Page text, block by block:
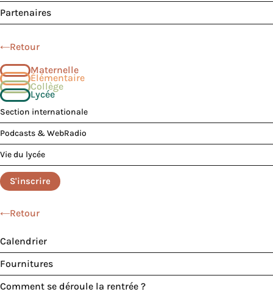
Partenaires
Retour
Maternelle
Élémentaire
Collège
Lycée
Section internationale
Podcasts & WebRadio
Vie du lycée
S'inscrire
Retour
Calendrier
Fournitures
Comment se déroule la rentrée ?